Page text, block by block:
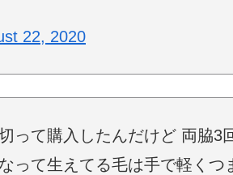
22, 2020
って購入したんだけど 両脇3
って生えてる毛は手で軽くつ